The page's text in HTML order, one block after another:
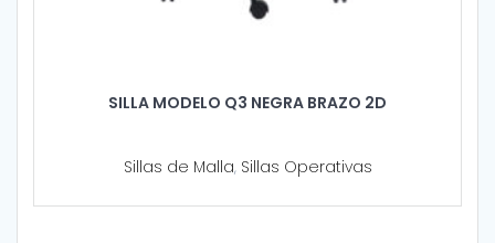
SILLA MODELO Q3 NEGRA BRAZO 2D
Sillas de Malla, Sillas Operativas